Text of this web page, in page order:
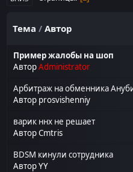
Тема /Автор
Пример жалобы на шоп
АвторAdministrator
Арбитраж на обменника
Автор prosvishenniy
варик ннх не решает
АвторCmtris
BDSM кинули сотрудника
АвторYY